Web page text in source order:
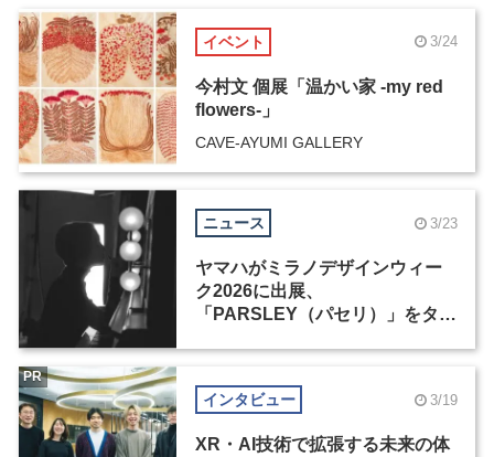
イベント 3/24
今村文 個展「温かい家 -my red
flowers-」
CAVE-AYUMI GALLERY
ニュース 3/23
ヤマハがミラノデザインウィー
ク2026に出展、
「PARSLEY（パセリ）」をタイ
インタビュー 3/19
XR・AI技術で拡張する未来の体
PR